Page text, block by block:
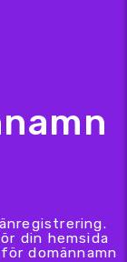
din hemsida
domännamn